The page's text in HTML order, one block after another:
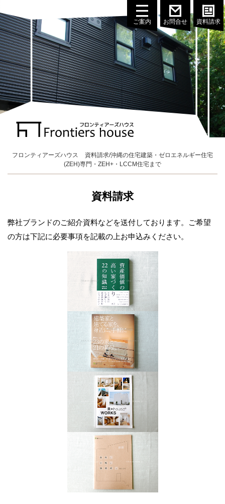
ご案内 お問合せ 資料請求
フロンティアーズハウス
資料請求/沖縄の住宅建築・ゼロエネルギー住宅
(ZEH)専門・ZEH+・LCCM住宅まで
資料請求
弊社ブランドのご紹介資料などを送付しております。ご希望
の方は下記に必要事項を記載の上お申込みください。